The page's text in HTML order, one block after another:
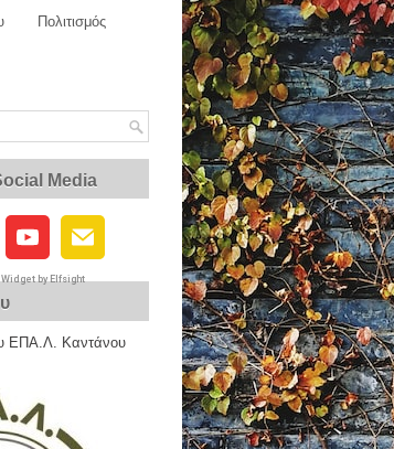
Πολιτισμός
Media
by Elfsight
ΕΠΑ.Λ. Καντάνου